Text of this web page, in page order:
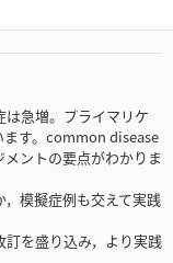
急増。プライマリケ
ます。common disease
ントの要点がわかりま
模擬症例も交えて実践
を盛り込み，より実践